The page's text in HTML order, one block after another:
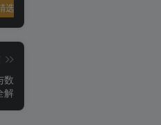
资源
数
解